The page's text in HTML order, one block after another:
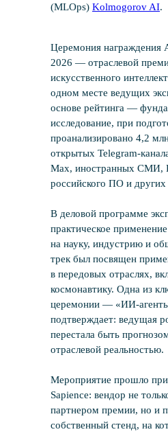
(MLOps) Kolmogorov AI.
Церемония награждения
2026 — отраслевой
искусственного
одном месте ведущих
основе рейтинга —
исследование, при
проанализировано 4,2
открытых Telegram-
Max, иностранных СМИ,
российского ПО и других
В деловой программе
практическое
на науку, индустрию и
трек был посвящен
в передовых отраслях,
космонавтику. Одна из
церемонии — «ИИ-
подтверждает: ведущая
перестала быть
отраслевой реальностью.
Мероприятие прошло
Sapience: вендор не
партнером премии, но и
собственный стенд, на